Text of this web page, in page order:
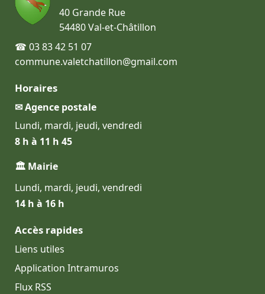
40 Grande Rue
54480 Val-et-Châtillon
☎ 03 83 42 51 07
commune.valetchatillon@gmail.com
Horaires
✉ Agence postale
Lundi, mardi, jeudi, vendredi
8 h à 11 h 45
🏛 Mairie
Lundi, mardi, jeudi, vendredi
14 h à 16 h
Accès rapides
Liens utiles
Application Intramuros
Flux RSS